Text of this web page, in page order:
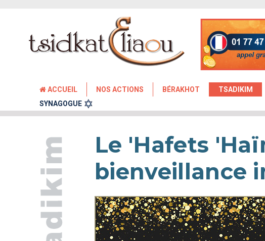
ACCUEIL NOS ACTIONS BÉRAKHOT TSADIKIM
SYNAGOGUE
Le 'Hafets
bienveillance